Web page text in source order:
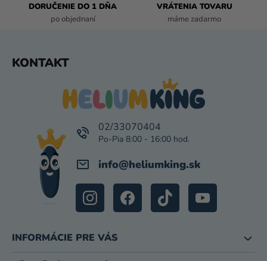
U
DORUČENIE DO 1 DŇA
po objednaní
VRÁTENIA TOVARU
máme zadarmo
KONTAKT
info@heliumking.sk
02/33070404
INFORMÁCIE PRE VÁS